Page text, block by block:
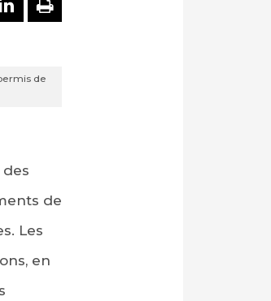
de
de
Les
en